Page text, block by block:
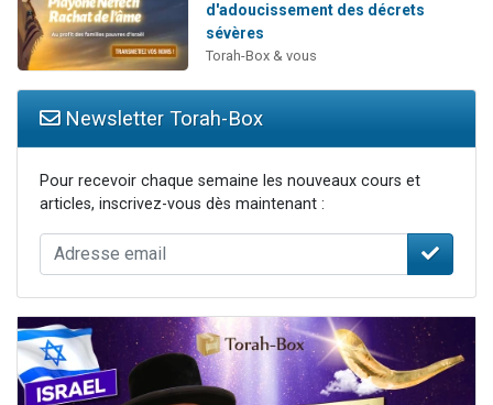
d'adoucissement des décrets
sévères
Torah-Box & vous
Newsletter Torah-Box
Pour recevoir chaque semaine les nouveaux cours et
articles, inscrivez-vous dès maintenant :